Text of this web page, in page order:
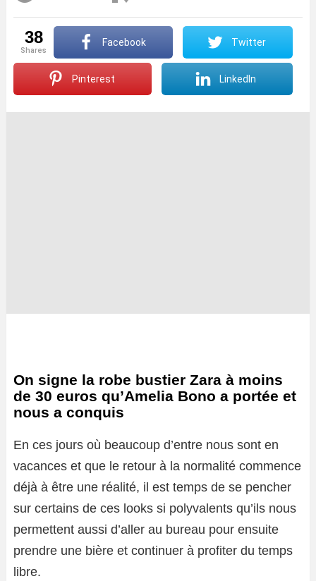
38
shares
Facebook Twitter
Pinterest LinkedIn
On signe la robe bustier Zara à moins
de 30 euros qu’Amelia Bono a portée et
nous a conquis
En ces jours où beaucoup d’entre nous sont en
vacances et que le retour à la normalité commence
déjà à être une réalité, il est temps de se pencher
sur certains de ces looks si polyvalents qu’ils nous
permettent aussi d’aller au bureau pour ensuite
prendre une bière et continuer à profiter du temps
libre.